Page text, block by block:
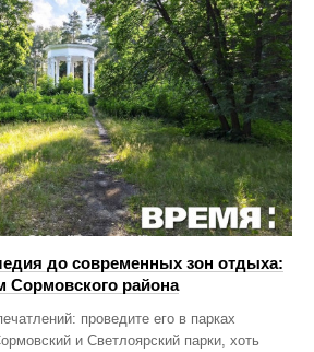
до современных зон отдыха:
Сормовского района
проведите его в парках
и Светлоярский парки, хоть